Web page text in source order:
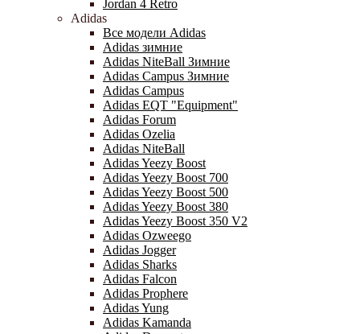
Jordan 4 Retro
Adidas
Все модели Adidas
Adidas зимние
Adidas NiteBall Зимние
Adidas Campus Зимние
Adidas Campus
Adidas EQT "Equipment"
Adidas Forum
Adidas Ozelia
Adidas NiteBall
Adidas Yeezy Boost
Adidas Yeezy Boost 700
Adidas Yeezy Boost 500
Adidas Yeezy Boost 380
Adidas Yeezy Boost 350 V2
Adidas Ozweego
Adidas Jogger
Adidas Sharks
Adidas Falcon
Adidas Prophere
Adidas Yung
Adidas Kamanda